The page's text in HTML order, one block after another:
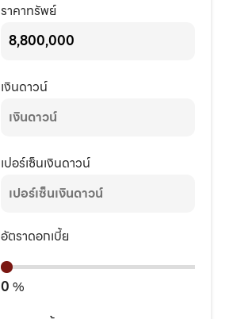
ราคาทรัพย์
เงินดาวน์
เปอร์เซ็นเงินดาวน์
อัตราดอกเบี้ย
0 %